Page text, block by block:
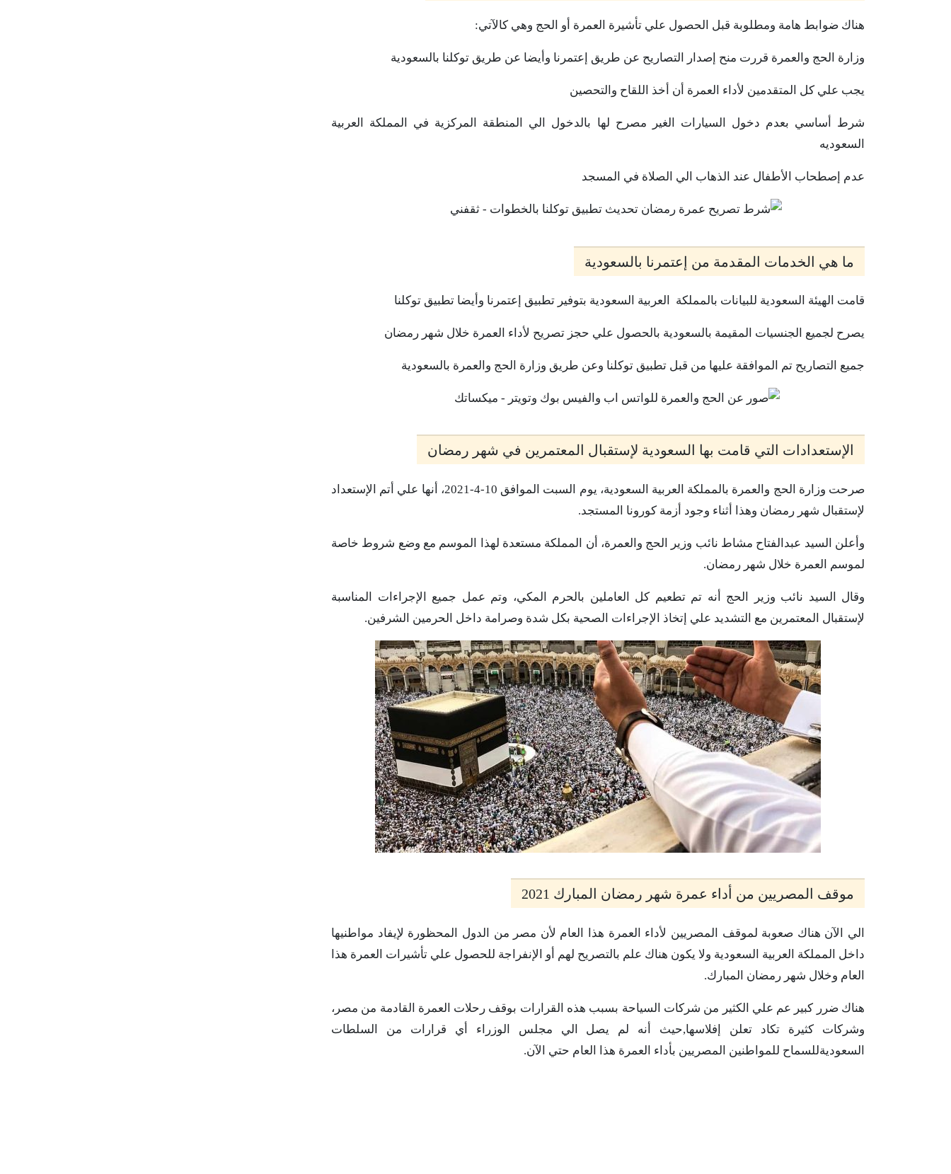
هناك ضوابط هامة ومطلوبة قبل الحصول علي تأشيرة العمرة أو الحج وهي كالآتي:
وزارة الحج والعمرة قررت منح إصدار التصاريح عن طريق إعتمرنا وأيضا عن طريق توكلنا بالسعودية
يجب علي كل المتقدمين لأداء العمرة أن أخذ اللقاح والتحصين
شرط أساسي بعدم دخول السيارات الغير مصرح لها بالدخول الي المنطقة المركزية في المملكة العربية
السعوديه
عدم إصطحاب الأطفال عند الذهاب الي الصلاة في المسجد
ما هي الخدمات المقدمة من إعتمرنا بالسعودية
قامت الهيئة السعودية للبيانات بالمملكة العربية السعودية بتوفير تطبيق إعتمرنا وأيضا تطبيق توكلنا
يصرح لجميع الجنسيات المقيمة بالسعودية بالحصول علي حجز تصريح لأداء العمرة خلال شهر رمضان
جميع التصاريح تم الموافقة عليها من قبل تطبيق توكلنا وعن طريق وزارة الحج والعمرة بالسعودية
الإستعدادات التي قامت بها السعودية لإستقبال المعتمرين في شهر رمضان
صرحت وزارة الحج والعمرة بالمملكة العربية السعودية، يوم السبت الموافق 10-4-2021، أنها علي أتم الإستعداد
لإستقبال شهر رمضان وهذا أثناء وجود أزمة كورونا المستجد.
وأعلن السيد عبدالفتاح مشاط نائب وزير الحج والعمرة، أن المملكة مستعدة لهذا الموسم مع وضع شروط خاصة
لموسم العمرة خلال شهر رمضان.
وقال السيد نائب وزير الحج أنه تم تطعيم كل العاملين بالحرم المكي، وتم عمل جميع الإجراءات المناسبة
لإستقبال المعتمرين مع التشديد علي إتخاذ الإجراءات الصحية بكل شدة وصرامة داخل الحرمين الشرفين.
موقف المصريين من أداء عمرة شهر رمضان المبارك 2021
الي الآن هناك صعوبة لموقف المصريين لأداء العمرة هذا العام لأن مصر من الدول المحظورة لإيفاد مواطنيها
داخل المملكة العربية السعودية ولا يكون هناك علم بالتصريح لهم أو الإنفراجة للحصول علي تأشيرات العمرة هذا
العام وخلال شهر رمضان المبارك.
هناك ضرر كبير عم علي الكثير من شركات السياحة بسبب هذه القرارات بوقف رحلات العمرة القادمة من مصر،
وشركات كثيرة تكاد تعلن إفلاسها,حيث أنه لم يصل الي مجلس الوزراء أي قرارات من السلطات
السعوديةللسماح للمواطنين المصريين بأداء العمرة هذا العام حتي الآن.